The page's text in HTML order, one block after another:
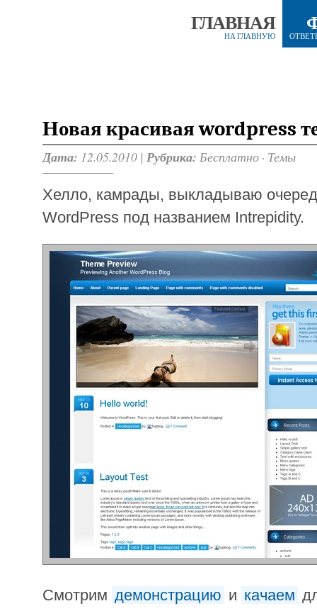
ГЛАВНАЯ
НА ГЛАВНУЮ
Новая красивая wordpress
Дата: 12.05.2010 | Рубрика: Бесплатно · Темы
Хелло, камрады, выкладываю
WordPress под названием Intrepidity.
Смотрим демонстрацию и качаем